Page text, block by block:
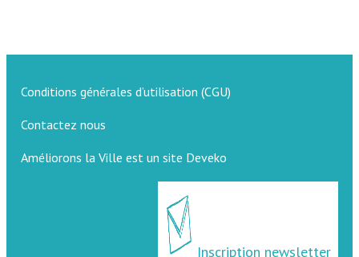
Conditions générales d’utilisation (CGU)
Contactez nous
Améliorons la Ville est un site Deveko
Inscription newsletter